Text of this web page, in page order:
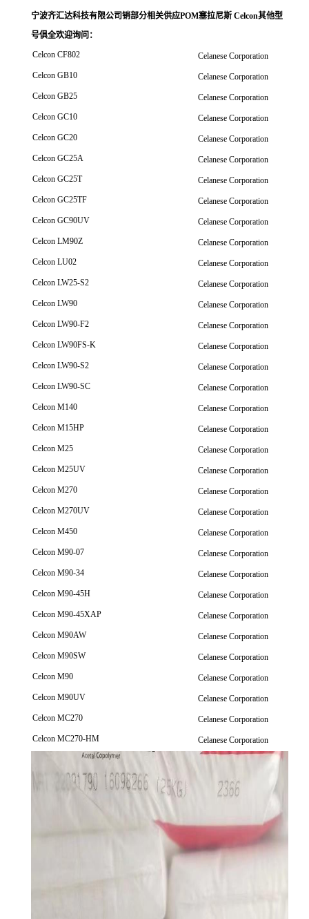
宁波齐汇达科技有限公司销部分相关供应POM塞拉尼斯 Celcon其他型
号俱全欢迎询问 ：
Celcon CF802
Celanese Corporation
Celcon GB10
Celanese Corporation
Celcon GB25
Celanese Corporation
Celcon GC10
Celanese Corporation
Celcon GC20
Celanese Corporation
Celcon GC25A
Celanese Corporation
Celcon GC25T
Celanese Corporation
Celcon GC25TF
Celanese Corporation
Celcon GC90UV
Celanese Corporation
Celcon LM90Z
Celanese Corporation
Celcon LU02
Celanese Corporation
Celcon LW25-S2
Celanese Corporation
Celcon LW90
Celanese Corporation
Celcon LW90-F2
Celanese Corporation
Celcon LW90FS-K
Celanese Corporation
Celcon LW90-S2
Celanese Corporation
Celcon LW90-SC
Celanese Corporation
Celcon M140
Celanese Corporation
Celcon M15HP
Celanese Corporation
Celcon M25
Celanese Corporation
Celcon M25UV
Celanese Corporation
Celcon M270
Celanese Corporation
Celcon M270UV
Celanese Corporation
Celcon M450
Celanese Corporation
Celcon M90-07
Celanese Corporation
Celcon M90-34
Celanese Corporation
Celcon M90-45H
Celanese Corporation
Celcon M90-45XAP
Celanese Corporation
Celcon M90AW
Celanese Corporation
Celcon M90SW
Celanese Corporation
Celcon M90
Celanese Corporation
Celcon M90UV
Celanese Corporation
Celcon MC270
Celanese Corporation
Celcon MC270-HM
Celanese Corporation